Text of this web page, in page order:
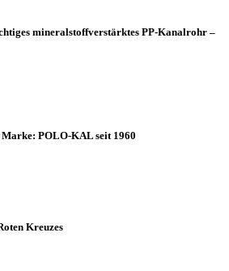
mineralstoffverstärktes PP-Kanalrohr –
POLO-KAL seit 1960
Kreuzes